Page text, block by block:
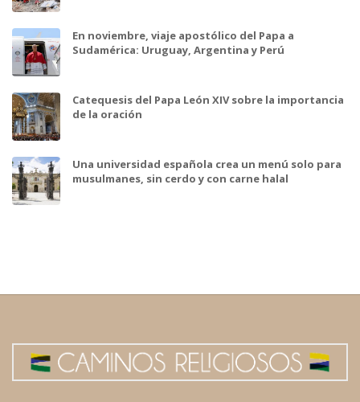
En noviembre, viaje apostólico del Papa a
Sudamérica: Uruguay, Argentina y Perú
Catequesis del Papa León XIV sobre la importancia
de la oración
Una universidad española crea un menú solo para
musulmanes, sin cerdo y con carne halal